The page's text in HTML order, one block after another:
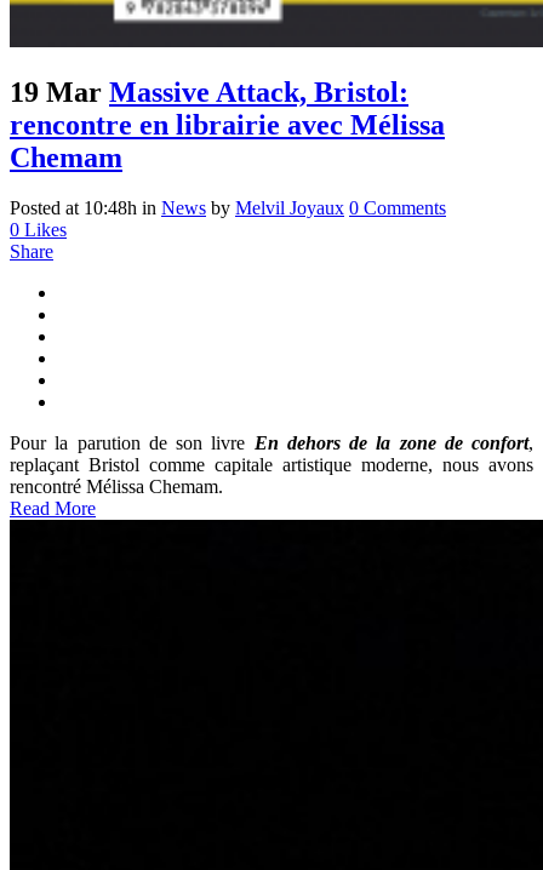
19 Mar Massive Attack, Bristol:
rencontre en librairie avec Mélissa
Chemam
Posted at 10:48h in News by Melvil Joyaux 0 Comments
0 Likes
Share
Pour la parution de son livre En dehors de la zone de confort,
replaçant Bristol comme capitale artistique moderne, nous avons
rencontré Mélissa Chemam.
Read More